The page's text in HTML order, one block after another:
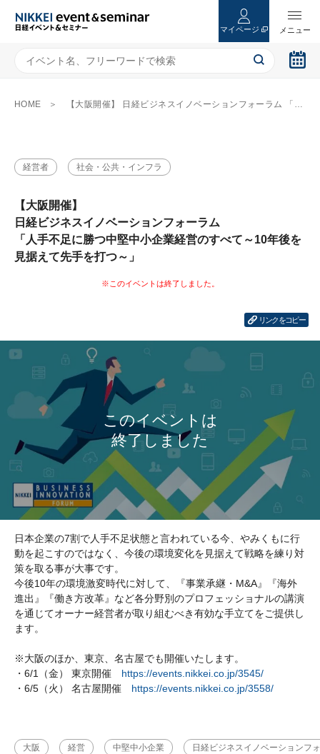
マイページ
HOME 【大阪開催】 日経ビジネスイノベーションフォーラム 「人手不足に勝つ中堅中小企業経営のすべて～10年後を見据えて先手を打つ～」
経営者 社会・公共・インフラ
【大阪開催】
日経ビジネスイノベーションフォーラム
「人手不足に勝つ中堅中小企業経営のすべて～10年後を
見据えて先手を打つ～」
リンクをコピー
日本企業の7割で人手不足状態と言われている今、やみくもに行
動を起こすのではなく、今後の環境変化を見据えて戦略を練り対
策を取る事が大事です。
今後10年の環境激変時代に対して、『事業承継・M&A』『海外
進出』『働き方改革』など各分野別のプロフェッショナルの講演
を通じてオーナー経営者が取り組むべき有効な手立てをご提供し
ます。
※大阪のほか、東京、名古屋でも開催いたします。
・6/1（金） 東京開催 https://events.nikkei.co.jp/3545/
・6/5（火） 名古屋開催 https://events.nikkei.co.jp/3558/
大阪 経営 中堅中小企業 日経ビジネスイノベーションフ